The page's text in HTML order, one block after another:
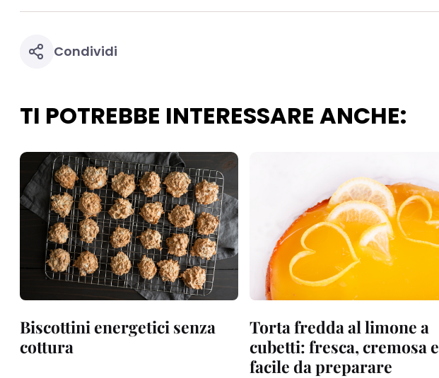
Condividi
TI POTREBBE INTERESSARE ANCHE:
Biscottini energetici senza
cottura
Torta fredda al limone a
cubetti: fresca, cremosa e
facile da preparare